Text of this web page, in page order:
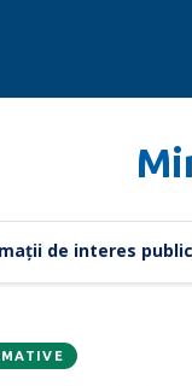
de interes public